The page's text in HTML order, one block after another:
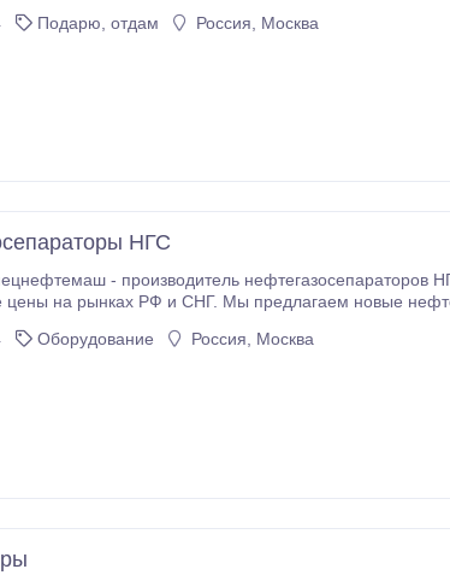
отраслей.
Подарю, отдам Россия, Москва
НГС
- производитель нефтегазосепараторов
цены на рынках РФ и СНГ. Мы предлагаем новые
доставим в любой регион России и СНГ.
Оборудование Россия, Москва